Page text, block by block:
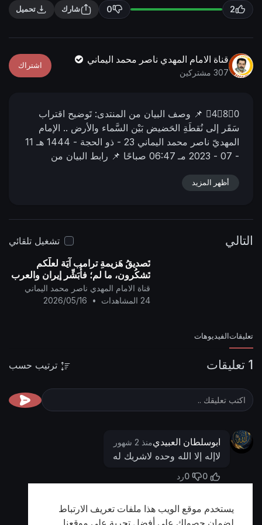
يستخدم موقع الويب هذا ملفات تعريف الارتباط
s
f
l
s
2
0 شارك تحميل
قناة الامام المهدي ناصر محمد اليماني
307 مشتركين
اشتراك
4⃣8⃣0⃣ 📌 وصف البیان من المنتدى:تَوضيح اقتراب
سَقَر إلى نُقطَةِ الحَضيض بَيْن السَّماء والأرض .. الإمام
المهديّ ناصر محمد اليماني 23 - ذو الحجة - 1444 هـ
11
- 07 - 2023 مـ
06:47 صباحًا
📌 رابط البيان من
alyamani.org/sh....owthread.php?p=42187
أظهر المزيد
التالي
تشغيل تلقائي
تَصديقُ هَزيمةِ ترامب آيَة لعلَّكم
تَشكُرون، ما لم؛ فأُبَشِّر إيران والعرب
وجميع شعوب البشر بِشَرِّ هلاكٍ
وعذابِ مُرور كوكب العذاب سَقَر..
قناة الامام المهدي ناصر محمد اليماني
24 المشاهدات
•
2026/05/16
تعليقات الفيديوهات
1 تعليقات ترتيب حسب
ابوسلطان العبيديمنذ 2 شهور
لاإله إلا الله وحده لاشريك له
0
0رد
أظهر المزيد